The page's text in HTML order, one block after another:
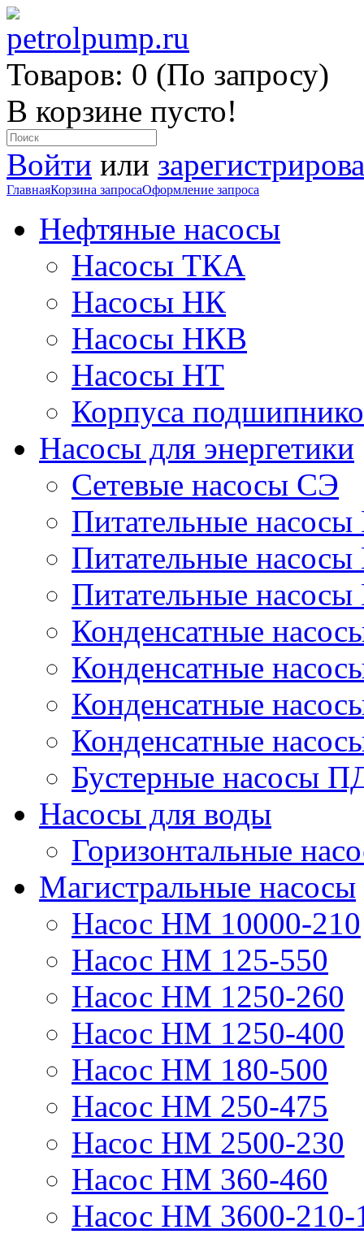
Товаров: 0 (По запросу)
В корзине пусто!
Войти или
ГлавнаяКорзина запросаОформление запроса
Нефтяные насосы
Насосы ТКА
Насосы НК
Насосы НКВ
Насосы НТ
Корпуса
Насосы для энергетики
Сетевые насосы СЭ
Питательные
Питательные
Питательные
Конденсатные
Конденсатные
Конденсатные
Конденсатные
Бустерные насосы
Насосы для воды
Горизонтальные
Магистральные насосы
Насос НМ 10000-210
Насос НМ 125-550
Насос НМ 1250-260
Насос НМ 1250-400
Насос НМ 180-500
Насос НМ 250-475
Насос НМ 2500-230
Насос НМ 360-460
Насос НМ 3600-210-